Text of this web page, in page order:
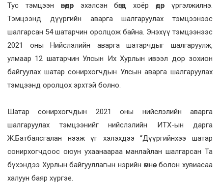
Тус тэмцээн өнөөдөр эхэлсэн бөгөөд хоёр өдөр үргэлжилнэ.
Тэмцээнд дүүргийн аварга шалгаруулах тэмцээнээс
шалгарсан 54 шатарчин оролцож байна. Энэхүү тэмцээнээс
2021 оны Нийслэлийн аварга шатарчдыг шалгаруулж,
улмаар 12 шатарчин Улсын Их Хурлын ивээл дор зохион
байгуулах шатар сонирхогчдын Улсын аварга шалгаруулах
тэмцээнд оролцох эрхтэй болно.
Шатар сонирхогчдын 2021 оны нийслэлийн аварга
шалгаруулах тэмцээнийг нийслэлийн ИТХ-ын дарга
Ж.Батбаясгалан нээж үг хэлэхдээ “Дүүргийнхээ шатар
сонирхогчдоос оюун ухаанаараа манлайлан шалгарсан Та
бүхэндээ Хурлын байгууллагын нэрийн өмнөөс болон хувиасаа
халуун баяр хүргэе.